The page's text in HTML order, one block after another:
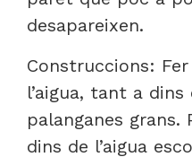
desapareixen.
Construccions:
l’aigua, tant a
palanganes
dins de l’aigua